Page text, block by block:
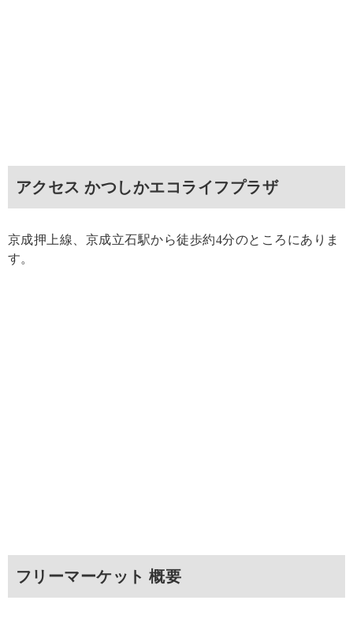
アクセス かつしかエコライフプラザ
京成押上線、京成立石駅から徒歩約4分のところにありま
す。
フリーマーケット 概要